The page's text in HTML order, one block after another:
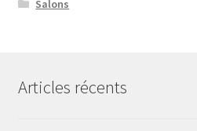
Salons
Articles récents